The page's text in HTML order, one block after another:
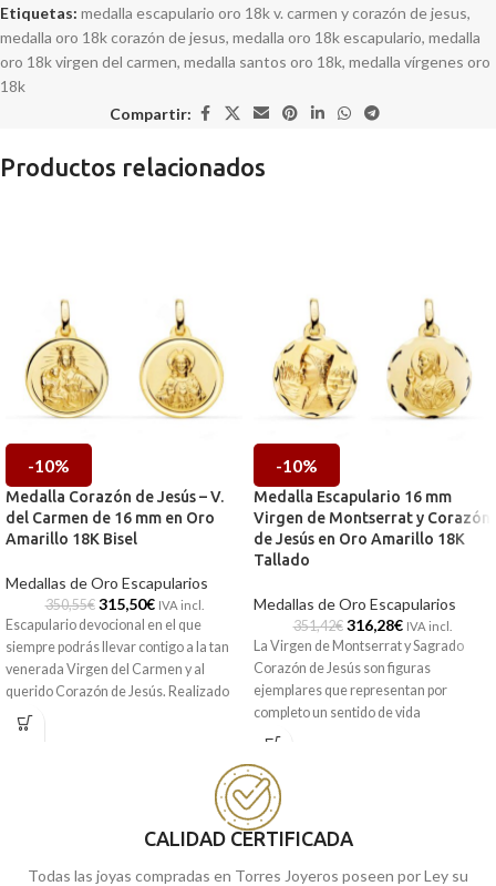
Etiquetas: medalla escapulario oro 18k v. carmen y corazón de jesus,
medalla oro 18k corazón de jesus, medalla oro 18k escapulario, medalla
oro 18k virgen del carmen, medalla santos oro 18k, medalla vírgenes oro
18k
Compartir:
Productos relacionados
-10%
Medalla Corazón de Jesús – V.
del Carmen de 16 mm en Oro
Amarillo 18K Bisel
Medallas de Oro Escapularios
350,55€ 315,50€ IVA incl.
Escapulario devocional en el que
siempre podrás llevar contigo a la tan
venerada Virgen del Carmen y al
querido Corazón de Jesús. Realizado
en Oro amarillo de 18 kilates y 16 mm
de diámetro.
tiendas de Málaga, o si la compras
-10%
Medalla Escapulario 16 mm
Virgen de Montserrat y Corazón
de Jesús en Oro Amarillo 18K
Tallado
Medallas de Oro Escapularios
351,42€ 316,28€ IVA incl.
La Virgen de Montserrat y Sagrado
Corazón de Jesús son figuras
ejemplares que representan por
completo un sentido de vida
enmarcado en el buen hacer. Ello lo
escapulario que está realizada en
excelente oro amarillo de 18 kilates,
con 16 mm de diámetro y originales
tallas en su borde para darle un toque
más original.
CALIDAD CERTIFICADA
Todas las joyas compradas en Torres Joyeros poseen por Ley su